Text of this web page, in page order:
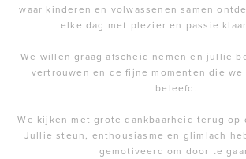
waar kinderen en volwassenen samen
elke dag met plezier en passie
We willen graag afscheid nemen en jullie
vertrouwen en de fijne momenten die we
beleefd.
We kijken met grote dankbaarheid terug op
Jullie steun, enthousiasme en glimlach
gemotiveerd om door te